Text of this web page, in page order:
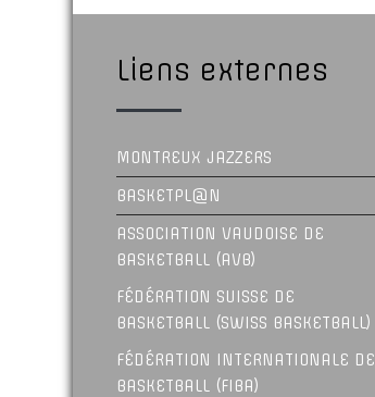
Liens externes
MONTREUX JAZZERS
BASKETPL@N
ASSOCIATION VAUDOISE DE
BASKETBALL (AVB)
FÉDÉRATION SUISSE DE
BASKETBALL (SWISS BASKETBALL)
FÉDÉRATION INTERNATIONALE DE
BASKETBALL (FIBA)